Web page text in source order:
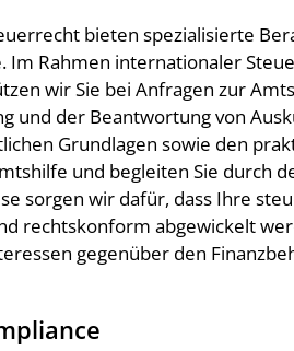
bieten spezialisierte
Im Rahmen internationaler
wir Sie bei Anfragen zur
und der Beantwortung von
Grundlagen sowie den
und begleiten Sie durch
sorgen wir dafür, dass Ihre
rechtskonform abgewickelt
gegenüber den